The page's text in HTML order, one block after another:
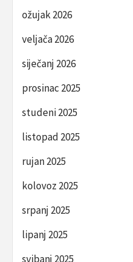
ožujak 2026
veljača 2026
siječanj 2026
prosinac 2025
studeni 2025
listopad 2025
rujan 2025
kolovoz 2025
srpanj 2025
lipanj 2025
svibanj 2025